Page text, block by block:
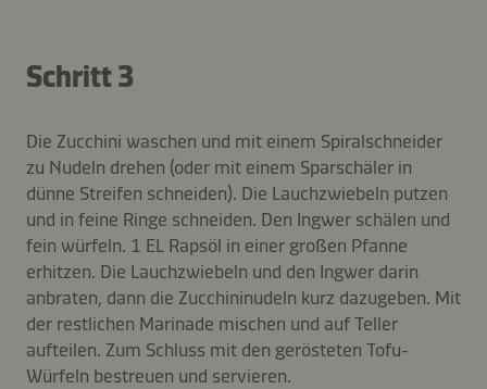
Schritt 3
Die Zucchini waschen und mit einem Spiralschneider
zu Nudeln drehen (oder mit einem Sparschäler in
dünne Streifen schneiden). Die Lauchzwiebeln putzen
und in feine Ringe schneiden. Den Ingwer schälen und
fein würfeln. 1 EL Rapsöl in einer großen Pfanne
erhitzen. Die Lauchzwiebeln und den Ingwer darin
anbraten, dann die Zucchininudeln kurz dazugeben. Mit
der restlichen Marinade mischen und auf Teller
aufteilen. Zum Schluss mit den gerösteten Tofu-
Würfeln bestreuen und servieren.